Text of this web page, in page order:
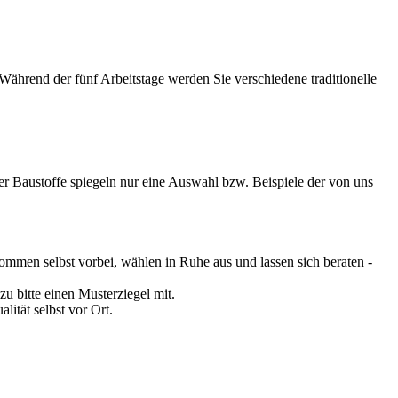
der fünf Arbeitstage werden Sie verschiedene traditionelle
Baustoffe spiegeln nur eine Auswahl bzw. Beispiele der von uns
selbst vorbei, wählen in Ruhe aus und lassen sich beraten -
bitte einen Musterziegel mit.
selbst vor Ort.